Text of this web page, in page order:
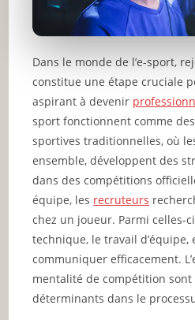
Dans le monde de l’e-sport,
constitue une étape cruciale
aspirant à devenir
sport fonctionnent comme
sportives traditionnelles, où
ensemble, développent des
dans des compétitions
équipe, les recruteurs
chez un joueur. Parmi celles-
technique, le travail d’équipe,
communiquer efficacement.
mentalité de compétition
déterminants dans le